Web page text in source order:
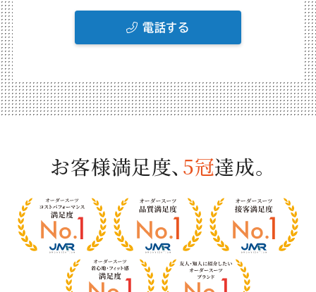
電話する
様
満
お客様満足度、 5冠達成。